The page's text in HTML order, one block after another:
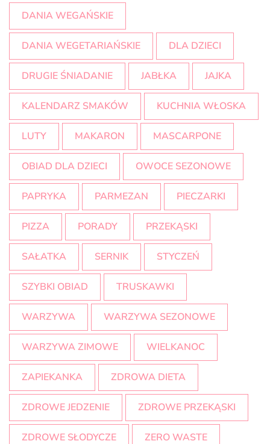
DANIA WEGAŃSKIE
DANIA WEGETARIAŃSKIE DLA DZIECI
DRUGIE ŚNIADANIE JABŁKA JAJKA
KALENDARZ SMAKÓW KUCHNIA WŁOSKA
LUTY MAKARON MASCARPONE
OBIAD DLA DZIECI OWOCE SEZONOWE
PAPRYKA PARMEZAN PIECZARKI
PIZZA PORADY PRZEKĄSKI
SAŁATKA SERNIK STYCZEŃ
SZYBKI OBIAD TRUSKAWKI
WARZYWA WARZYWA SEZONOWE
WARZYWA ZIMOWE WIELKANOC
ZAPIEKANKA ZDROWA DIETA
ZDROWE JEDZENIE ZDROWE PRZEKĄSKI
ZDROWE SŁODYCZE ZERO WASTE